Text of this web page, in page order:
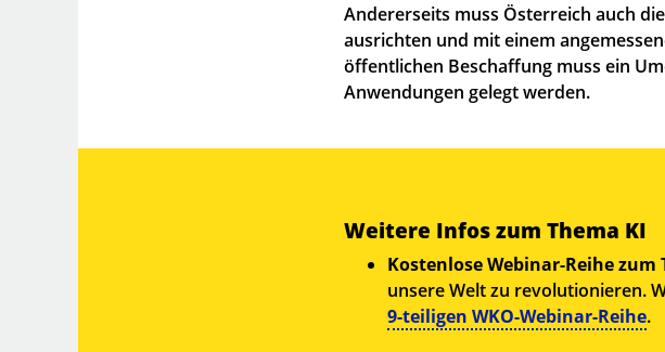
Andererseits muss Österreich auch
ausrichten und mit einem
öffentlichen Beschaffung muss ein
Anwendungen gelegt werden.
Weitere Infos zum Thema KI
Kostenlose Webinar-Reihe zum
unsere Welt zu revolutionieren.
9-teiligen WKO-Webinar-Reihe.